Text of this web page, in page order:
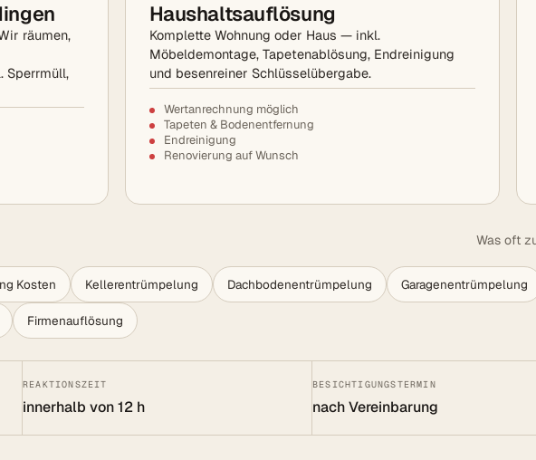
räumen,
Sperrmüll,
Haushaltsauflösung
Komplette Wohnung oder Haus — inkl.
Möbeldemontage, Tapetenablösung, Endreinigung
und besenreiner Schlüsselübergabe.
Wertanrechnung möglich
Tapeten & Bodenentfernung
Endreinigung
Renovierung auf Wunsch
Was oft
Kosten Kellerentrümpelung Dachbodenentrümpelung Garagenentrümpelung
Firmenauflösung
REAKTIONSZEIT
innerhalb von 12 h
BESICHTIGUNGSTERMIN
nach Vereinbarung